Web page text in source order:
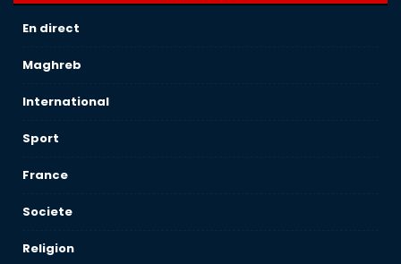
En direct
Maghreb
International
Sport
France
Societe
Religion